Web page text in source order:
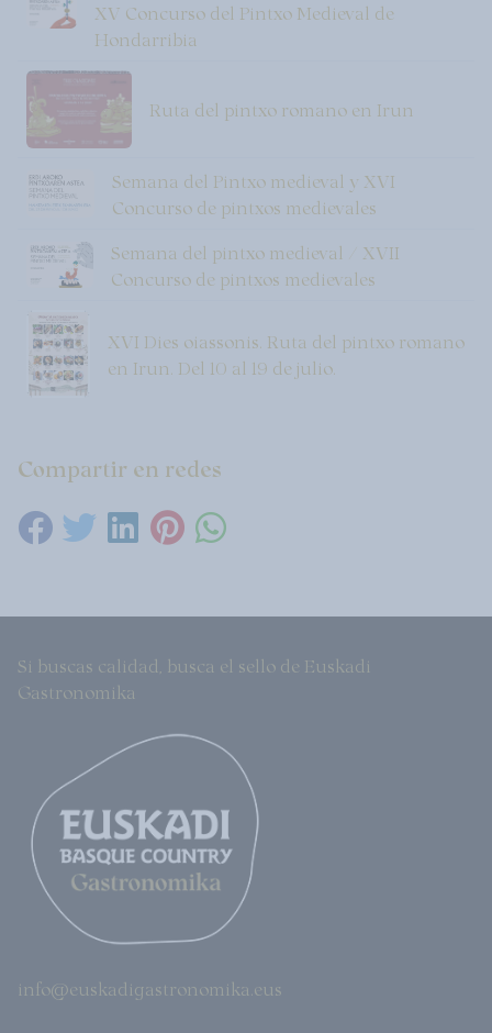
XV Concurso del Pintxo Medieval de
Hondarribia
Ruta del pintxo romano en Irun
Semana del Pintxo medieval y XVI
Concurso de pintxos medievales
Semana del pintxo medieval / XVII
Concurso de pintxos medievales
XVI Dies oiassonis. Ruta del pintxo romano
en Irun. Del 10 al 19 de julio.
Compartir en redes
Si buscas calidad, busca el sello de Euskadi
Gastronomika
info@euskadigastronomika.eus